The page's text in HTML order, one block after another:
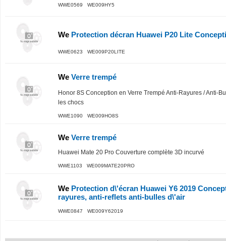
WWE0569 WE009HY5
We Protection décran Huawei P20 Lite
WWE0623 WE009P20LITE
We Verre trempé
Honor 8S Conception en Verre Trempé Anti-Rayures / Anti-
les chocs
WWE1090 WE009HO8S
We Verre trempé
Huawei Mate 20 Pro Couverture complète 3D incurvé
WWE1103 WE009MATE20PRO
We Protection d\'écran Huawei Y6 2019
rayures, anti-reflets anti-bulles d\'air
WWE0847 WE009Y62019